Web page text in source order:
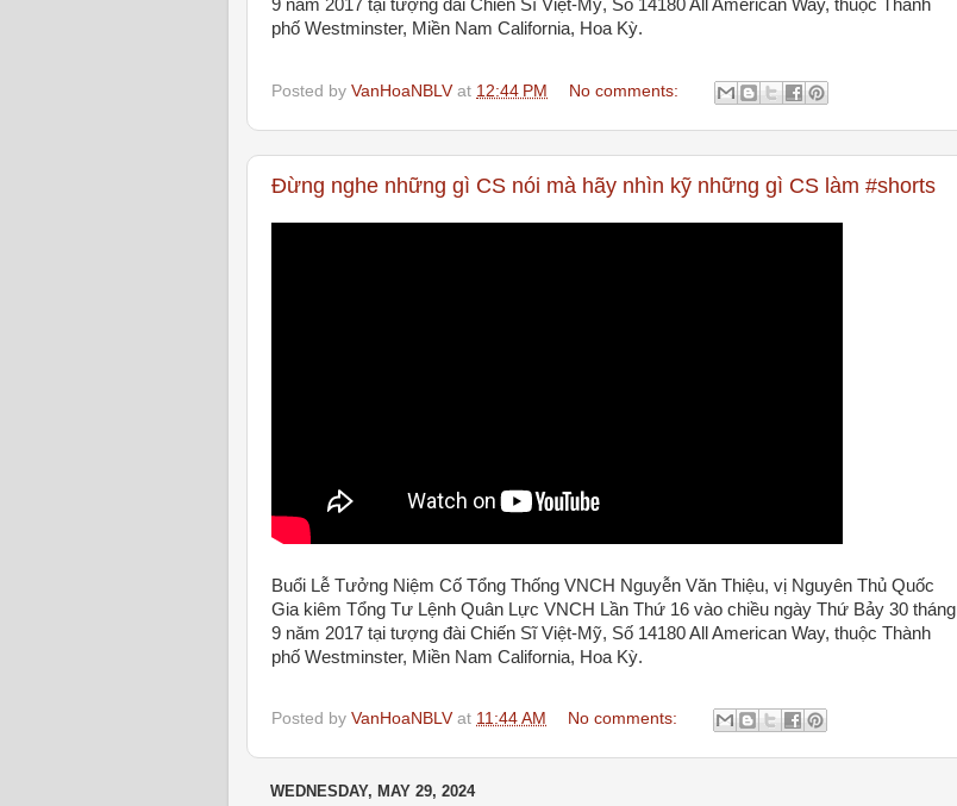
9 năm 2017 tại tượng đài Chiến Sĩ Việt-Mỹ, Số 14180 All American Way, thuộc Thành
phố Westminster, Miền Nam California, Hoa Kỳ.
Posted by VanHoaNBLV at 12:44 PM No comments:
Đừng nghe những gì CS nói mà hãy nhìn kỹ những gì CS làm #shorts
Buổi Lễ Tưởng Niệm Cố Tổng Thống VNCH Nguyễn Văn Thiệu, vị Nguyên Thủ Quốc
Gia kiêm Tổng Tư Lệnh Quân Lực VNCH Lần Thứ 16 vào chiều ngày Thứ Bảy 30 tháng
9 năm 2017 tại tượng đài Chiến Sĩ Việt-Mỹ, Số 14180 All American Way, thuộc Thành
phố Westminster, Miền Nam California, Hoa Kỳ.
Posted by VanHoaNBLV at 11:44 AM No comments:
WEDNESDAY, MAY 29, 2024